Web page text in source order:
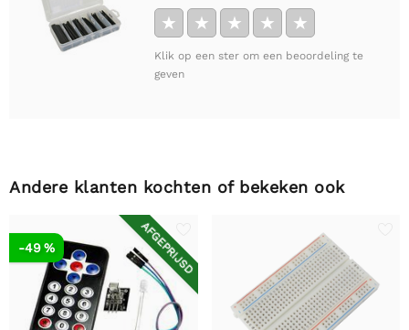
★ ★ ★ ★ ★
Klik op een ster om een beoordeling te
geven
Andere klanten kochten of bekeken ook
AFGEPRIJSD
-49 %